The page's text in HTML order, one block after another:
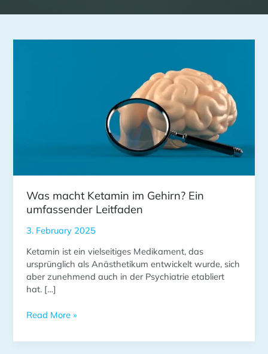
Was macht Ketamin im Gehirn? Ein
umfassender Leitfaden
3. February 2025
Ketamin ist ein vielseitiges Medikament, das
ursprünglich als Anästhetikum entwickelt wurde, sich
aber zunehmend auch in der Psychiatrie etabliert
hat. […]
Read More »